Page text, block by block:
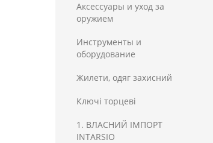
Аксессуары и уход за
оружием
Инструменты и
оборудование
Жилети, одяг захисний
Ключі торцеві
1. ВЛАСНИЙ ІМПОРТ
INTARSIO